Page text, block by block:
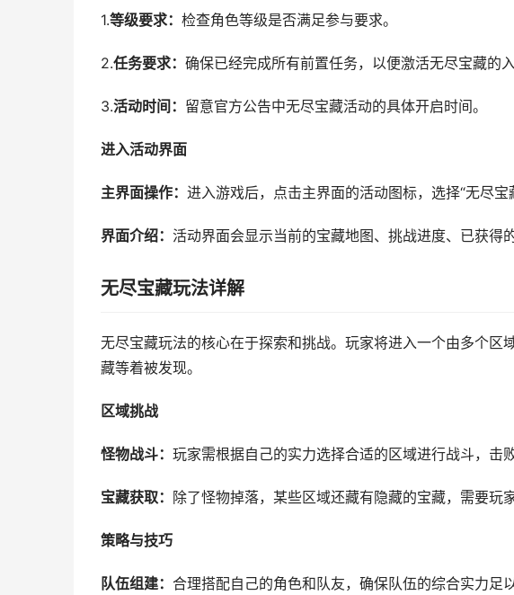
1.等级要求： 检查角色等级是否满足参与要求。
2.任务要求： 确保已经完成所有前置任务，以便激活无尽宝藏的入
3.活动时间： 留意官方公告中无尽宝藏活动的具体开启时间。
进入活动界面
主界面操作： 进入游戏后，点击主界面的活动图标，选择“无尽宝
界面介绍： 活动界面会显示当前的宝藏地图、挑战进度、已获得
无尽宝藏玩法详解
无尽宝藏玩法的核心在于探索和挑战。玩家将进入一个由多个区
藏等着被发现。
区域挑战
怪物战斗： 玩家需根据自己的实力选择合适的区域进行战斗，击
宝藏获取： 除了怪物掉落，某些区域还藏有隐藏的宝藏，需要玩
策略与技巧
队伍组建： 合理搭配自己的角色和队友，确保队伍的综合实力足